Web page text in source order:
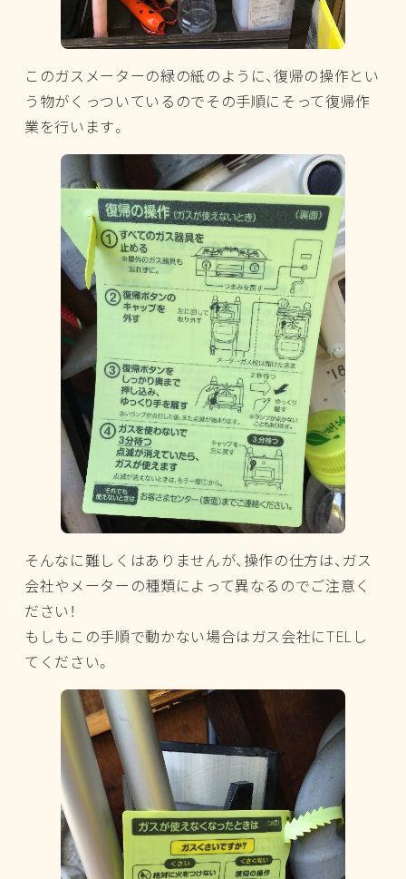
このガスメーターの緑の紙のように、復帰の操作とい
う物がくっついているのでその手順にそって復帰作
業を行います。
そんなに難しくはありませんが、操作の仕方は、ガス
会社やメーターの種類によって異なるのでご注意く
ださい！
もしもこの手順で動かない場合はガス会社にTELし
てください。